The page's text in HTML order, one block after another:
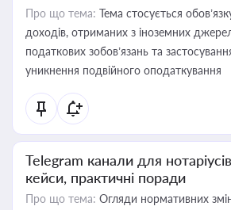
Про що тема: Тема стосується
доходів, отриманих з іноземних
податкових зобов’язань та
уникнення подвійного оподаткування
Telegram канали для
кейси, практичні поради
Про що тема: Огляди нормативних